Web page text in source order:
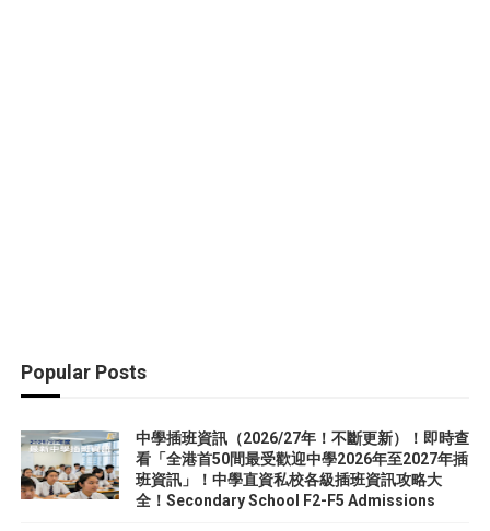
Popular Posts
中學插班資訊（2026/27年！不斷更新）！即時查
看「全港首50間最受歡迎中學2026年至2027年插
班資訊」！中學直資私校各級插班資訊攻略大
全！Secondary School F2-F5 Admissions